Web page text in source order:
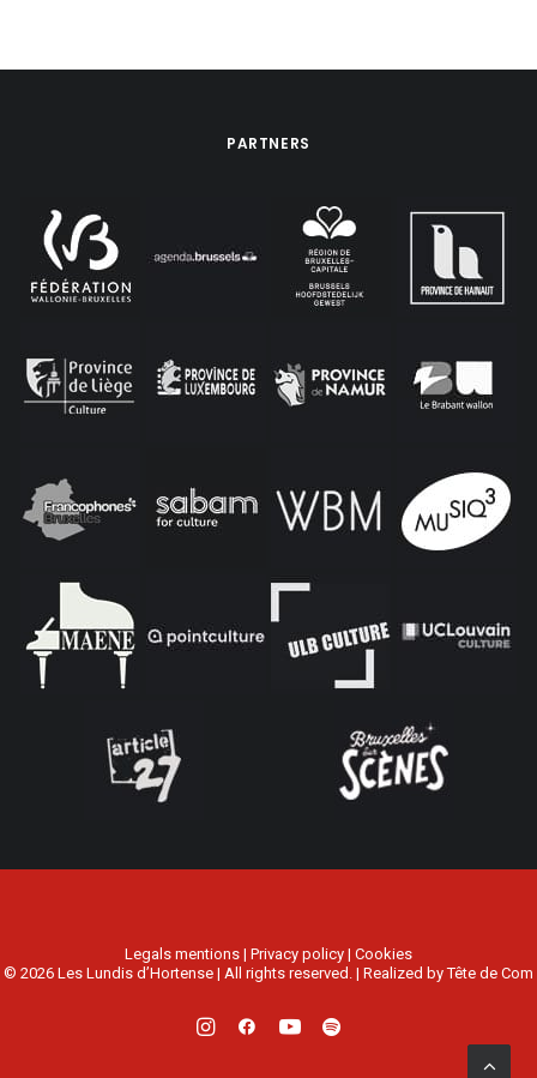
PARTNERS
Legals mentions | Privacy policy | Cookies
© 2026 Les Lundis d’Hortense | All rights reserved. | Realized byTête de Com